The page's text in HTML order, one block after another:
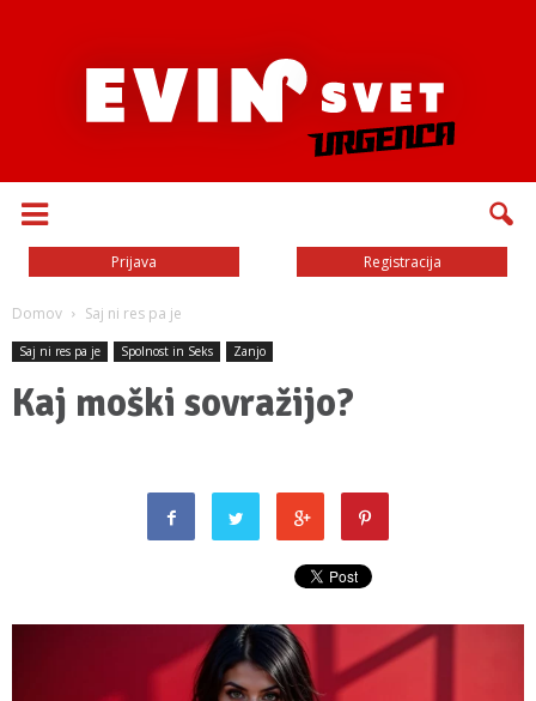
Prijava Registracija
Domov Saj ni res pa je
Saj ni res pa je Spolnost in Seks Zanjo
Kaj moški sovražijo?